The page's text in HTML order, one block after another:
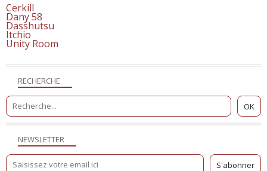
NEWSLETTER
RECHERCHE
Cerkill
Dany 58
Dasshutsu
Itchio
Unity Room